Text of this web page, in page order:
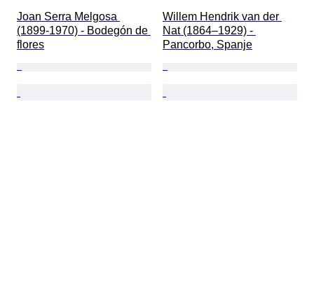
Joan Serra Melgosa
(1899-1970) - Bodegón de
flores
Willem Hendrik van der
Nat (1864–1929) -
Pancorbo, Spanje